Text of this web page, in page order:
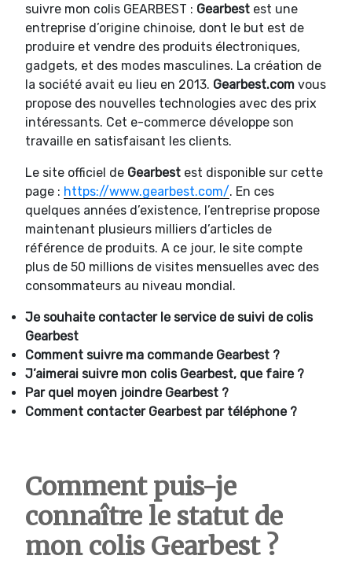
suivre mon colis GEARBEST : Gearbest est une
entreprise d’origine chinoise, dont le but est de
produire et vendre des produits électroniques,
gadgets, et des modes masculines. La création de
la société avait eu lieu en 2013. Gearbest.com vous
propose des nouvelles technologies avec des prix
intéressants. Cet e-commerce développe son
travaille en satisfaisant les clients.
Le site officiel de Gearbest est disponible sur cette
page : https://www.gearbest.com/. En ces
quelques années d’existence, l’entreprise propose
maintenant plusieurs milliers d’articles de
référence de produits. A ce jour, le site compte
plus de 50 millions de visites mensuelles avec des
consommateurs au niveau mondial.
Je souhaite contacter le service de suivi de colis
Gearbest
Comment suivre ma commande Gearbest ?
J’aimerai suivre mon colis Gearbest, que faire ?
Par quel moyen joindre Gearbest ?
Comment contacter Gearbest par téléphone ?
Comment puis-je
connaître le statut de
mon colis Gearbest ?